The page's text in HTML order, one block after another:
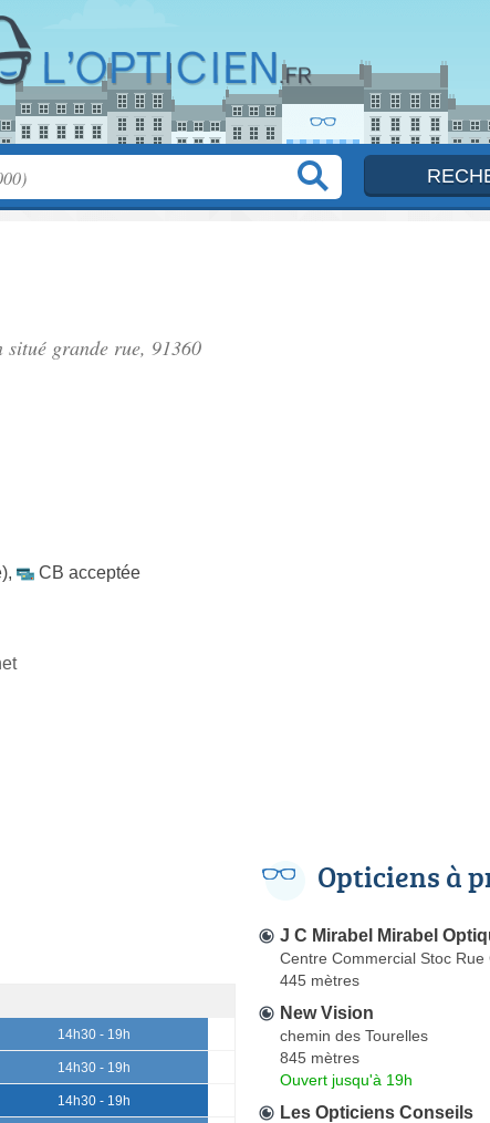
situé grande rue, 91360
,
CB acceptée
14h30 - 19h
14h30 - 19h
14h30 - 19h
Opticiens à
J C Mirabel Mirabel
Centre Commercial Stoc Rue
445 mètres
New Vision
chemin des Tourelles
845 mètres
Ouvert jusqu'à 19h
Les Opticiens Conseils